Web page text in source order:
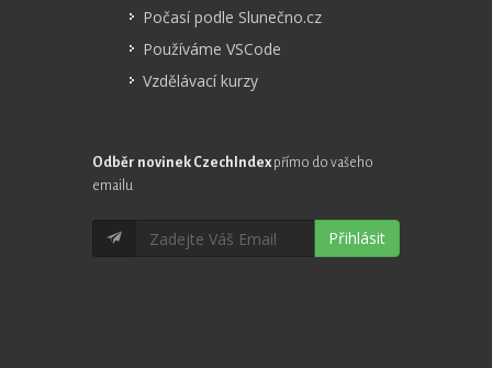
Počasí podle Slunečno.cz
Používáme VSCode
Vzdělávací kurzy
Odběr novinek CzechIndex přímo do vašeho
emailu
Přihlásit